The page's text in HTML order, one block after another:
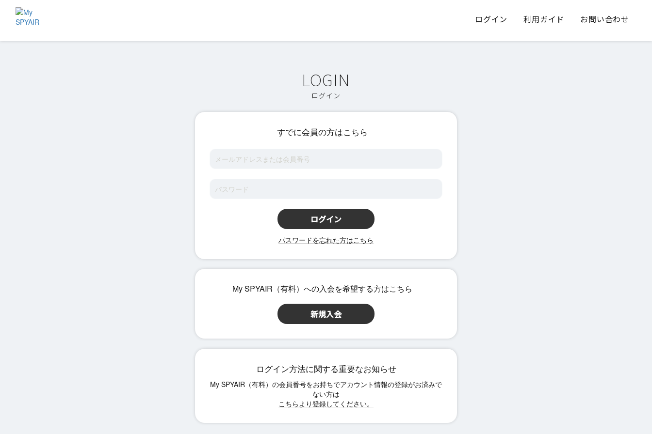
ログイン
すでに会員の方はこちら
パスワードを忘れた方はこちら
ログイン方法に関する重要なお知らせ
こちらより登録してください。